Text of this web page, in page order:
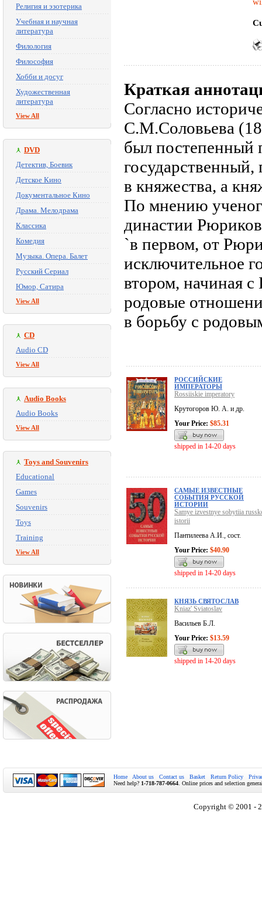
Религия и эзотерика
Учебная и научная
литература
Филология
Философия
Хобби и досуг
Художественная
литература
View All
DVD
Детектив, Боевик
Детское Кино
Документальное Кино
Драма. Мелодрама
Классика
Комедия
Музыка. Опера. Балет
Русский Сериал
Юмор, Сатира
View All
CD
Audio CD
View All
Audio Books
Audio Books
View All
Toys and Souvenirs
Educational
Games
Souvenirs
Toys
Training
View All
Краткая
Согласно
С.М.Соловьева
был постепенный
государственный,
в княжества, а
По мнению
династии
`в первом, от
исключительное
втором, начиная с
родовые
в борьбу с
РОССИЙСКИЕ
ИМПЕРАТОРЫ
Rossiiskie imperatory
Крутогоров Ю. А. и др.
Your Price: $85.31
shipped in 14-20 days
САМЫЕ ИЗВЕСТНЫЕ
СОБЫТИЯ РУССКОЙ
ИСТОРИИ
Samye izvestnye sobytiia
istorii
Пантилеева А.И., сост.
Your Price: $40.90
shipped in 14-20 days
КНЯЗЬ СВЯТОСЛАВ
Kniaz' Sviatoslav
Васильев Б.Л.
Your Price: $13.59
shipped in 14-20 days
Home About us Contact us Basket Return Policy
Need help? 1-718-787-0664 . Online prices and selection
Copyright © 2001 -